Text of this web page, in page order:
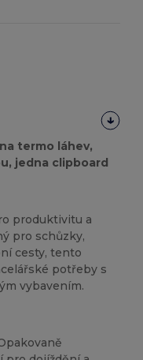
termo láhev,
jedna clipboard
produktivitu a
pro schůzky,
cesty, tento
potřeby s
vybavením.